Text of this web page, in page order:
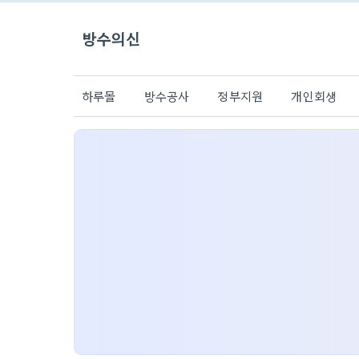
방수의신
하루몰 방수공사 정부지원 개인회생